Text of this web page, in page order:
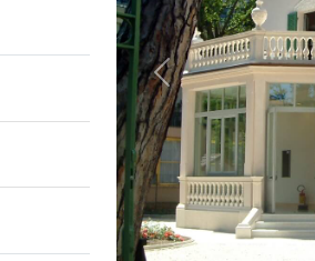
Previous